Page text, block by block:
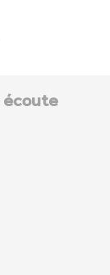
écoute